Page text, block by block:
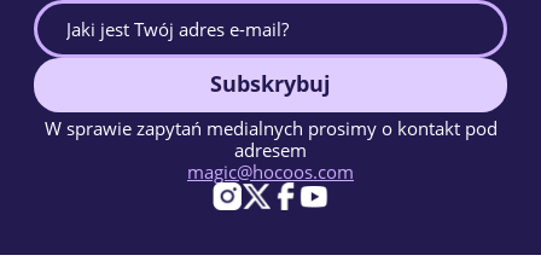
Subskrybuj
W sprawie zapytań medialnych prosimy o kontakt pod
adresem
magic@hocoos.com